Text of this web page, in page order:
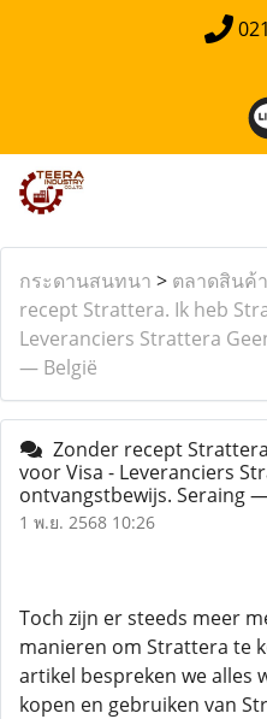
กระดานสนทนา > ตลาดสินค้
recept Strattera. Ik heb
Leveranciers Strattera
— België
Zonder recept
voor Visa - Leveranciers
ontvangstbewijs. Seraing
1 พ.ย. 2568 10:26
Toch zijn er steeds meer
manieren om Strattera te
artikel bespreken we alles
kopen en gebruiken van